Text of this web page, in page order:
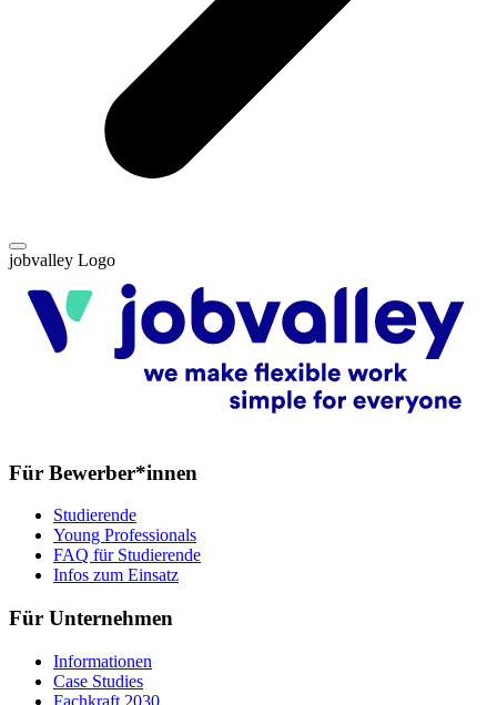
jobvalley Logo
Für Bewerber*innen
Studierende
Young Professionals
FAQ für Studierende
Infos zum Einsatz
Für Unternehmen
Informationen
Case Studies
Fachkraft 2030